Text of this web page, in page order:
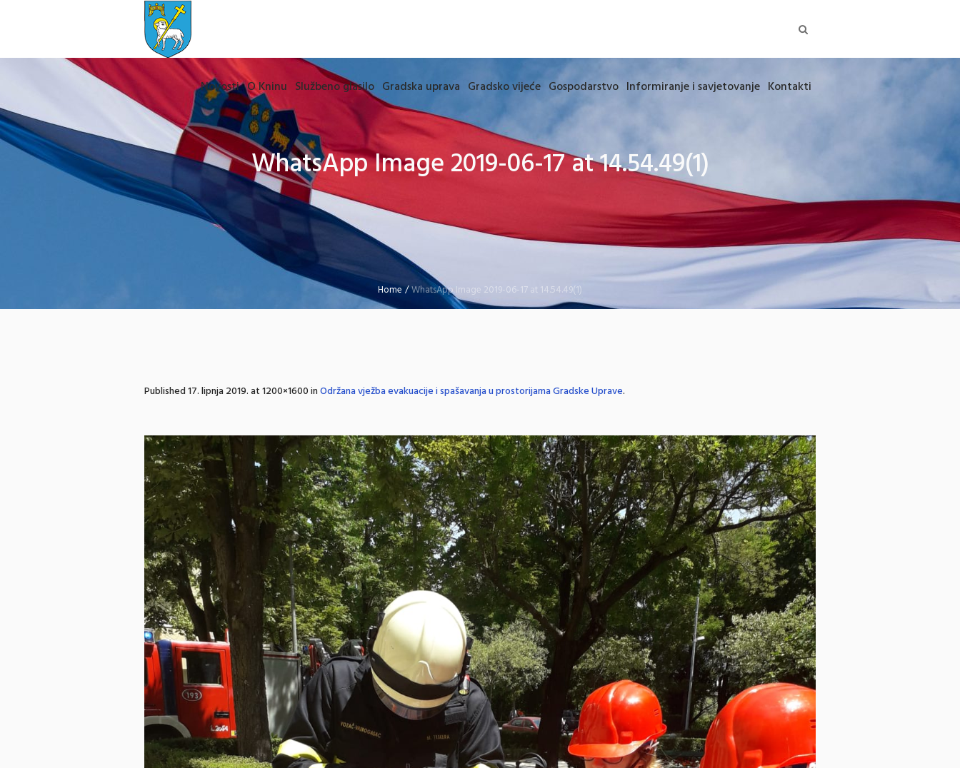
Novosti O Kninu Službeno glasilo Gradska uprava Gradsko vijeće Gospodarstvo Informiranje i savjetovanje Kontakti
WhatsApp Image 2019-06-17 at 14.54.49(1)
Home /WhatsApp Image 2019-06-17 at 14.54.49(1)
Published17. lipnja 2019.at 1200×1600 inOdržana vježba evakuacije i spašavanja u prostorijama Gradske Uprave.